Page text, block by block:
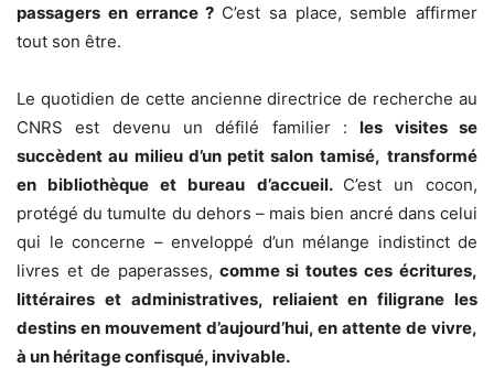
passagers en errance ? C’est sa place, semble affirmer
tout son être.
Le quotidien de cette ancienne directrice de recherche au
CNRS est devenu un défilé familier :les visites se
succèdent au milieu d’un petit salon tamisé, transformé
en bibliothèque et bureau d’accueil. C’est un cocon,
protégé du tumulte du dehors – mais bien ancré dans celui
qui le concerne – enveloppé d’un mélange indistinct de
livres et de paperasses, comme si toutes ces écritures,
littéraires et administratives, reliaient en filigrane les
destins en mouvement d’aujourd’hui, en attente de vivre,
à un héritage confisqué, invivable.